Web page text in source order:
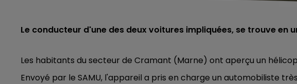
Le conducteur d'une des deux voitures impliquées, se trouve en
Les habitants du secteur de Cramant (Marne) ont aperçu un
Envoyé par le SAMU, l'appareil a pris en charge un automobiliste